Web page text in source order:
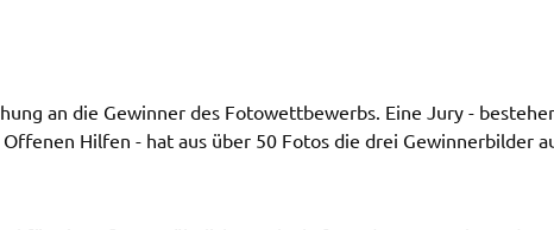
an die Gewin­ner des Foto­wett­be­werbs. Eine Jury -
Hilfen - hat aus über 50 Fotos die drei Gewin­ner­bil­der